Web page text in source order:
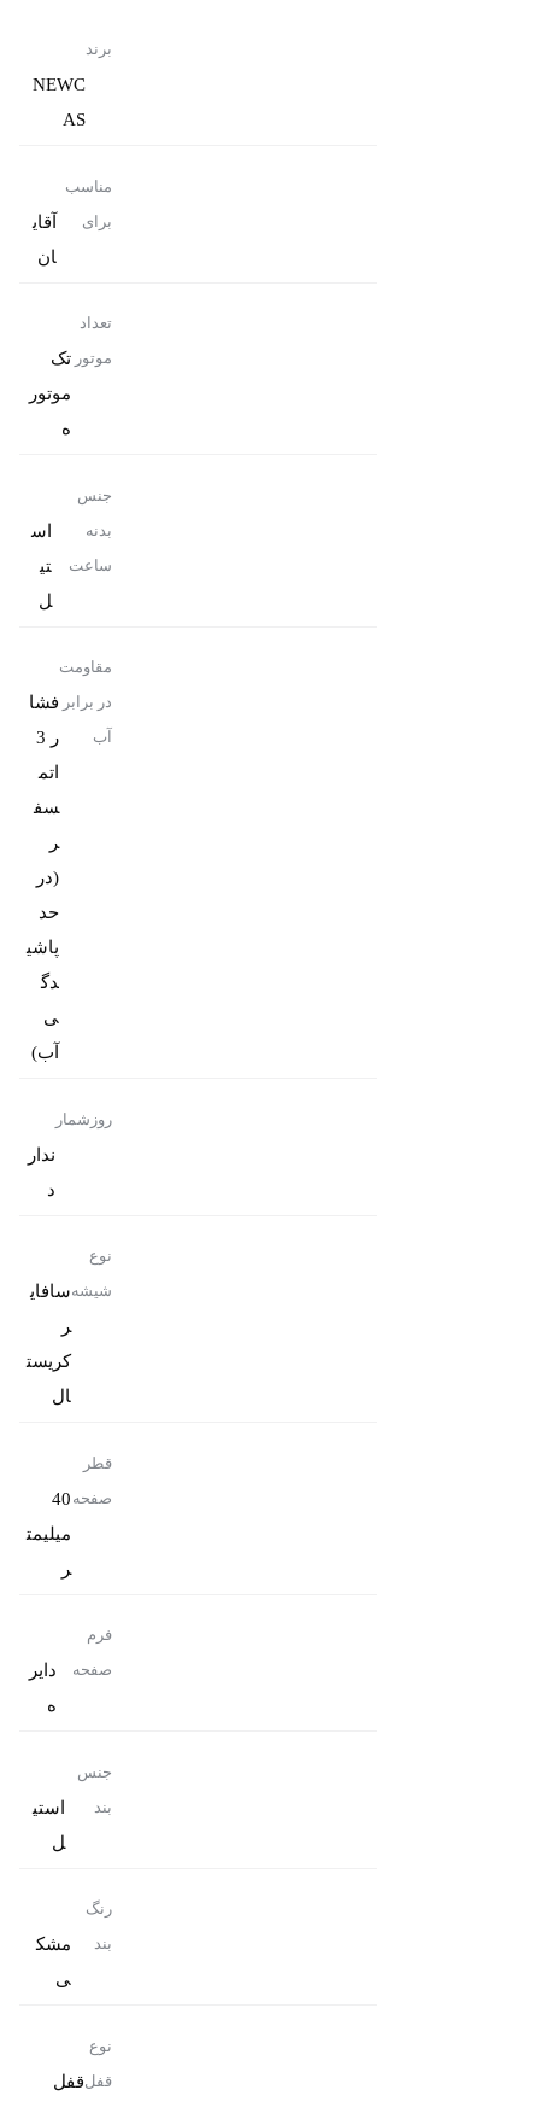
برند
NEWC
AS
مناسب
برای
آقای
ان
تعداد
موتور تک
موتور
ه
جنس
بدنه
ساعت
اس
تی
ل
مقاومت
در برابر
آب
فشا
ر 3
اتم
سف
ر
(در
حد
پاشی
دگ
ی
آب)
روزشمار
ندار
د
نوع
شیشهسافای
ر
کریست
ال
قطر
صفحه 40
میلیمت
ر
فرم
صفحه
دایر
ه
جنس
بند
استی
ل
رنگ
بند
مشک
ی
نوع
قفلقفل